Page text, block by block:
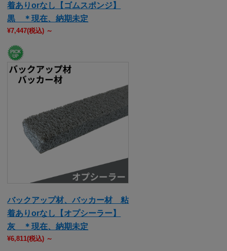
着ありorなし【ゴムスポンジ】
黒 ＊現在、納期未定
¥7,447(税込) ～
バックアップ材、バッカー材 粘
着ありorなし【オプシーラー】
灰 ＊現在、納期未定
¥6,811(税込) ～